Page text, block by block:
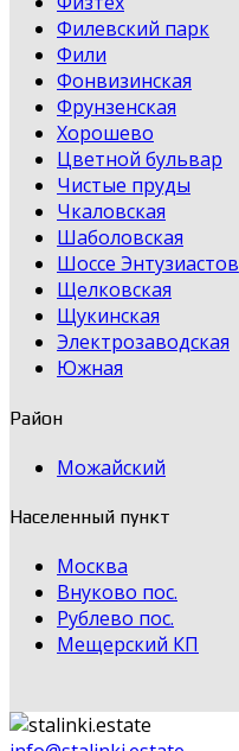
Филевский парк
Фили
Фонвизинская
Фрунзенская
Хорошево
Цветной бульвар
Чистые пруды
Чкаловская
Шаболовская
Шоссе Энтузиастов
Щелковская
Щукинская
Электрозаводская
Южная
Район
Можайский
Населенный пункт
Москва
Внуково пос.
Рублево пос.
Мещерский КП